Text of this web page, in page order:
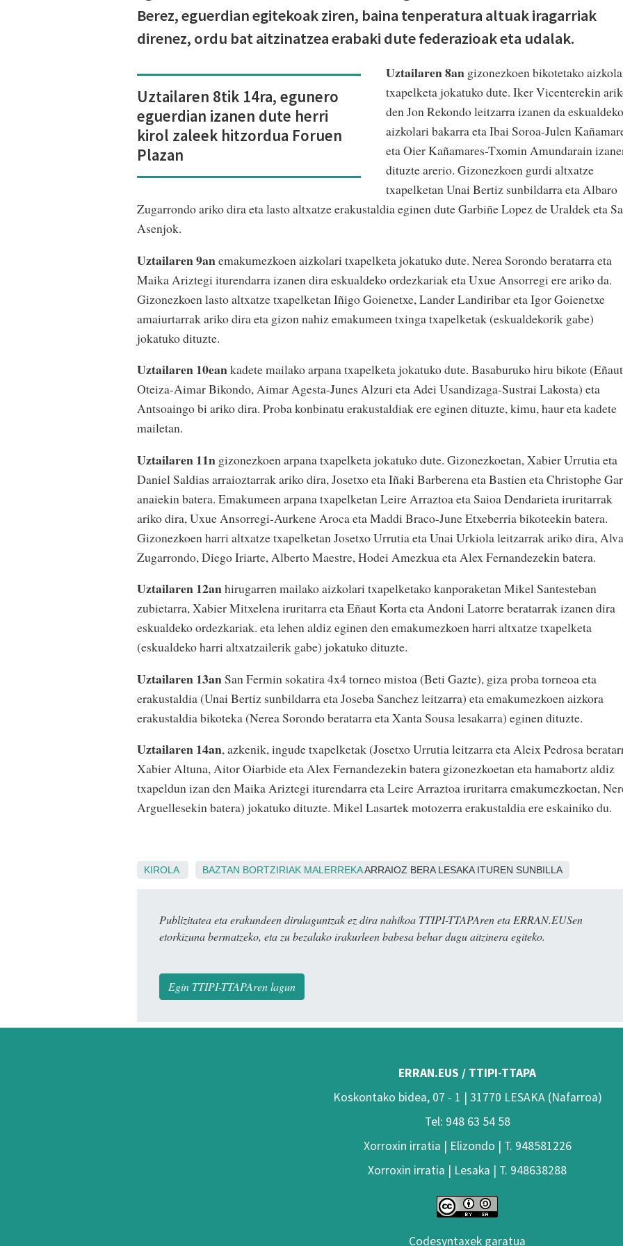
Berez, eguerdian egitekoak ziren, baina tenperatura altuak iragarriak
direnez, ordu bat aitzinatzea erabaki dute federazioak eta udalak.
Uztailaren 8tik 14ra, egunero
eguerdian izanen dute herri
kirol zaleek hitzordua Foruen
Plazan
Uztailaren 8angizonezkoen bikotetako
txapelketa jokatuko dute. Iker Vicenterekin
den Jon Rekondo leitzarra izanen da eskualdeko
aizkolari bakarra eta Ibai Soroa-Julen
eta Oier Kañamares-Txomin Amundarain
dituzte arerio. Gizonezkoen gurdi altxatze
txapelketan Unai Bertiz sunbildarra eta Albaro
Zugarrondo ariko dira eta lasto altxatze erakustaldia eginen dute Garbiñe Lopez de Uraldek eta
Asenjok.
Uztailaren 9anemakumezkoen aizkolari txapelketa jokatuko dute. Nerea Sorondo beratarra eta
Maika Ariztegi iturendarra izanen dira eskualdeko ordezkariak eta Uxue Ansorregi ere ariko da.
Gizonezkoen lasto altxatze txapelketan Iñigo Goienetxe, Lander Landiribar eta Igor Goienetxe
amaiurtarrak ariko dira eta gizon nahiz emakumeen txinga txapelketak (eskualdekorik gabe)
jokatuko dituzte.
Uztailaren 10eankadete mailako arpana txapelketa jokatuko dute. Basaburuko hiru bikote (Eñaut
Oteiza-Aimar Bikondo, Aimar Agesta-Junes Alzuri eta Adei Usandizaga-Sustrai Lakosta) eta
Antsoaingo bi ariko dira. Proba konbinatu erakustaldiak ere eginen dituzte, kimu, haur eta kadete
mailetan.
Uztailaren 11n gizonezkoen arpana txapelketa jokatuko dute. Gizonezkoetan, Xabier Urrutia eta
Daniel Saldias arraioztarrak ariko dira, Josetxo eta Iñaki Barberena eta Bastien eta Christophe
anaiekin batera. Emakumeen arpana txapelketan Leire Arraztoa eta Saioa Dendarieta iruritarrak
ariko dira, Uxue Ansorregi-Aurkene Aroca eta Maddi Braco-June Etxeberria bikoteekin batera.
Gizonezkoen harri altxatze txapelketan Josetxo Urrutia eta Unai Urkiola leitzarrak ariko dira,
Zugarrondo, Diego Iriarte, Alberto Maestre, Hodei Amezkua eta Alex Fernandezekin batera.
Uztailaren 12anhirugarren mailako aizkolari txapelketako kanporaketan Mikel Santesteban
zubietarra, Xabier Mitxelena iruritarra eta Eñaut Korta eta Andoni Latorre beratarrak izanen dira
eskualdeko ordezkariak. eta lehen aldiz eginen den emakumezkoen harri altxatze txapelketa
(eskualdeko harri altxatzailerik gabe) jokatuko dituzte.
Uztailaren 13anSan Fermin sokatira 4x4 torneo mistoa (Beti Gazte), giza proba torneoa eta
erakustaldia (Unai Bertiz sunbildarra eta Joseba Sanchez leitzarra) eta emakumezkoen aizkora
erakustaldia bikoteka (Nerea Sorondo beratarra eta Xanta Sousa lesakarra) eginen dituzte.
Uztailaren 14an, azkenik, ingude txapelketak (Josetxo Urrutia leitzarra eta Aleix Pedrosa
Xabier Altuna, Aitor Oiarbide eta Alex Fernandezekin batera gizonezkoetan eta hamabortz aldiz
txapeldun izan den Maika Ariztegi iturendarra eta Leire Arraztoa iruritarra emakumezkoetan,
Arguellesekin batera) jokatuko dituzte. Mikel Lasartek motozerra erakustaldia ere eskainiko du.
KIROLA BAZTAN BORTZIRIAK MALERREKAARRAIOZ BERA LESAKA ITUREN SUNBILLA
Publizitatea eta erakundeen dirulaguntzak ez dira nahikoa TTIPI-TTAPAren eta ERRAN.EUSen
etorkizuna bermatzeko, eta zu bezalako irakurleen babesa behar dugu aitzinera egiteko.
Egin TTIPI-TTAPAren lagun
ERRAN.EUS / TTIPI-TTAPA
Koskontako bidea, 07 - 1 | 31770 LESAKA (Nafarroa)
Tel: 948 63 54 58
Xorroxin irratia | Elizondo | T. 948581226
Xorroxin irratia | Lesaka | T. 948638288
Codesyntaxek garatua